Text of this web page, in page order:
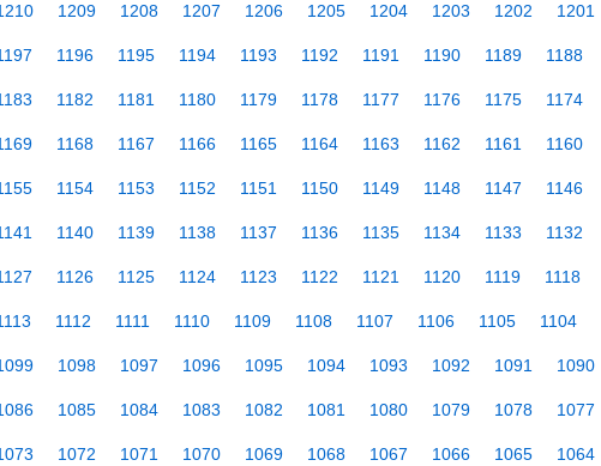
1209 1208 1207 1206 1205 1204 1203 1202 1201
1196 1195 1194 1193 1192 1191 1190 1189 1188
1182 1181 1180 1179 1178 1177 1176 1175 1174
1168 1167 1166 1165 1164 1163 1162 1161 1160
1154 1153 1152 1151 1150 1149 1148 1147 1146
1140 1139 1138 1137 1136 1135 1134 1133 1132
1126 1125 1124 1123 1122 1121 1120 1119 1118
1112 1111 1110 1109 1108 1107 1106 1105 1104
1098 1097 1096 1095 1094 1093 1092 1091 1090
1085 1084 1083 1082 1081 1080 1079 1078 1077
1072 1071 1070 1069 1068 1067 1066 1065 1064